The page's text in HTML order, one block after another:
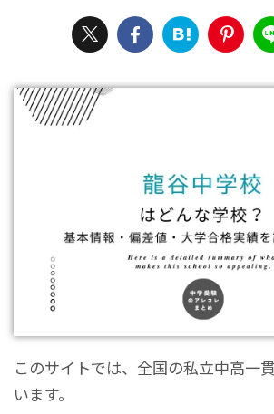
このサイトでは、全国の私立中高一
います。